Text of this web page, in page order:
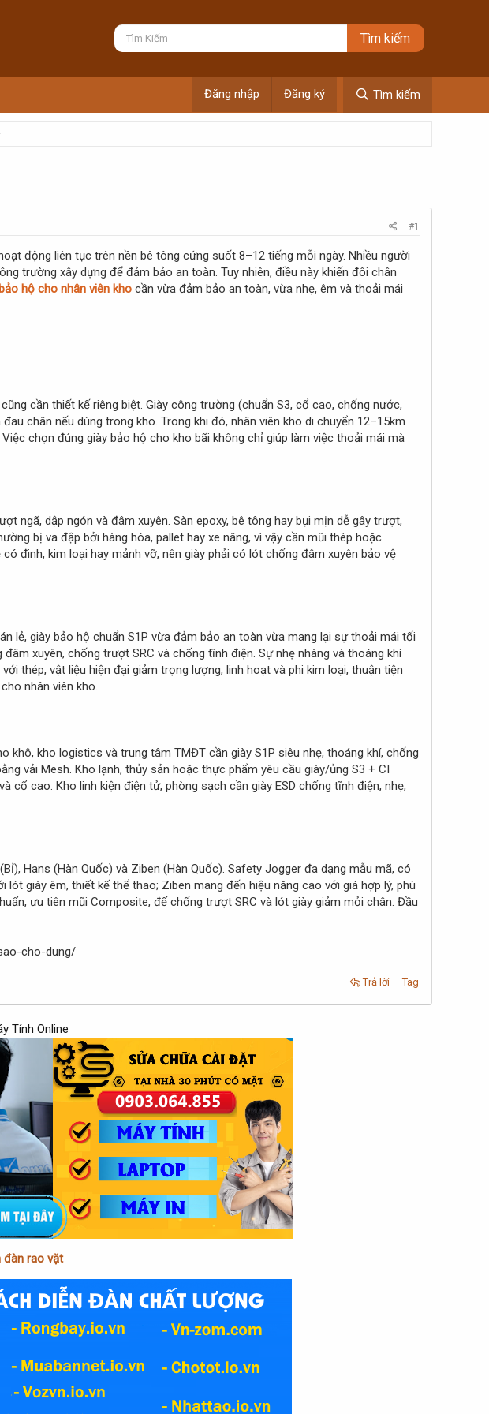
Đăng nhập Đăng ký Tìm kiếm
#1
động liên tục trên nền bê tông cứng suốt 8–12 tiếng mỗi ngày. Nhiều người
trường xây dựng để đảm bảo an toàn. Tuy nhiên, điều này khiến đôi chân
hộ cho nhân viên kho cần vừa đảm bảo an toàn, vừa nhẹ, êm và thoải mái
cũng cần thiết kế riêng biệt. Giày công trường (chuẩn S3, cổ cao, chống nước,
chân nếu dùng trong kho. Trong khi đó, nhân viên kho di chuyển 12–15km
chọn đúng giày bảo hộ cho kho bãi không chỉ giúp làm việc thoải mái mà
ngã, dập ngón và đâm xuyên. Sàn epoxy, bê tông hay bụi mịn dễ gây trượt,
bị va đập bởi hàng hóa, pallet hay xe nâng, vì vậy cần mũi thép hoặc
đinh, kim loại hay mảnh vỡ, nên giày phải có lót chống đâm xuyên bảo vệ
lẻ, giày bảo hộ chuẩn S1P vừa đảm bảo an toàn vừa mang lại sự thoải mái tối
xuyên, chống trượt SRC và chống tĩnh điện. Sự nhẹ nhàng và thoáng khí
thép, vật liệu hiện đại giảm trọng lượng, linh hoạt và phi kim loại, thuận tiện
nhân viên kho.
kho logistics và trung tâm TMĐT cần giày S1P siêu nhẹ, thoáng khí, chống
vải Mesh. Kho lạnh, thủy sản hoặc thực phẩm yêu cầu giày/ủng S3 + CI
cao. Kho linh kiện điện tử, phòng sạch cần giày ESD chống tĩnh điện, nhẹ,
Hans (Hàn Quốc) và Ziben (Hàn Quốc). Safety Jogger đa dạng mẫu mã, có
giày êm, thiết kế thể thao; Ziben mang đến hiệu năng cao với giá hợp lý, phù
ưu tiên mũi Composite, đế chống trượt SRC và lót giày giảm mỏi chân. Đầu
cho-dung/
Trả lời Tag
Tính Online
đàn rao vặt